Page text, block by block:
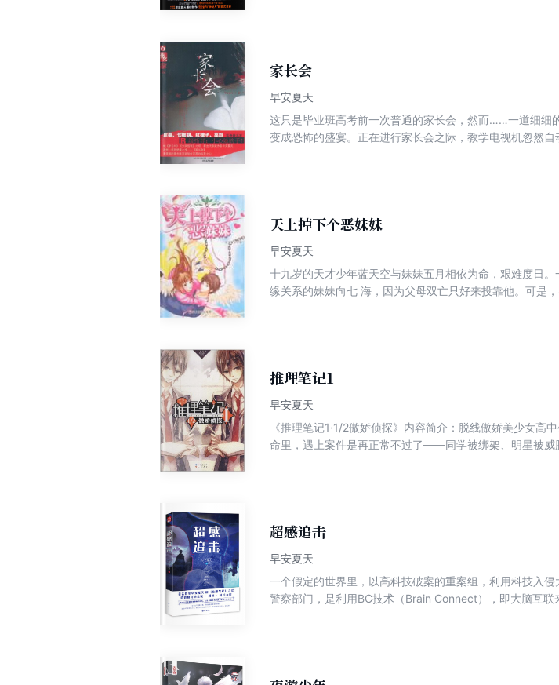
家长会
早安夏天
这只是毕业班高考前一次普通的家长会，然而……一道细细
变成恐怖的盛宴。正在进行家长会之际，教学电视机忽然
在地底学校的人们历尽千辛万苦逃了出来。然而，她们发
天上掉下个恶妹妹
早安夏天
十九岁的天才少年蓝天空与妹妹五月相依为命，艰难度日
缘关系的妹妹向七 海，因为父母双亡只好来投靠他。可是
推理笔记1
早安夏天
《推理笔记1·1/2傲娇侦探》内容简介：脱线傲娇美少女
命里，遇上案件是再正常不过了——同学被绑架、明星被
超感追击
早安夏天
一个假定的世界里，以高科技破案的重案组，利用科技入侵大脑而破
警察部门，是利用BC技术（Brain Connect），即大脑互联来破案的特殊部门。 康子文少年